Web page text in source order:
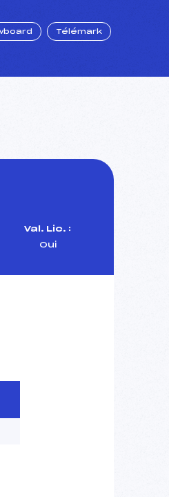
Télémark
Val. Lic. :
Oui